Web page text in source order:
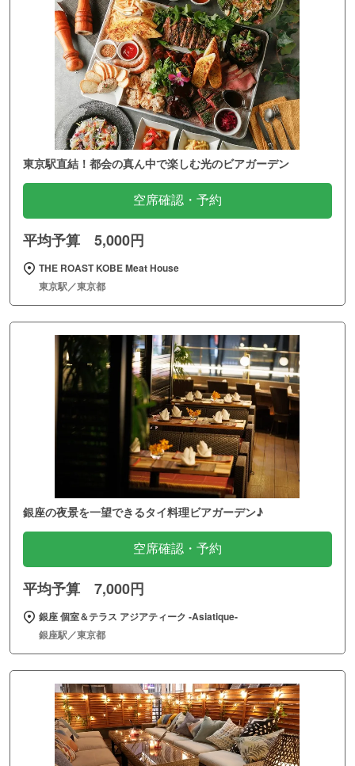
東京駅直結！都会の真ん中で楽しむ光のビアガーデン
空席確認・予約
平均予算 5,000円
THE ROAST KOBE Meat House
東京駅／東京都
銀座の夜景を一望できるタイ料理ビアガーデン♪
空席確認・予約
平均予算 7,000円
銀座 個室＆テラス アジアティーク ‐Asiatique‐
銀座駅／東京都